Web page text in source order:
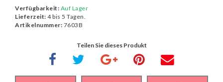
Verfügbarkeit: Auf Lager
Lieferzeit: 4 bis 5 Tagen.
Artikelnummer: 7603B
Teilen Sie dieses Produkt